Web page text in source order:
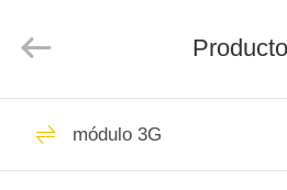
INICIO
Copyright
Shenzhen
Technology
circuitos
módulo 3G